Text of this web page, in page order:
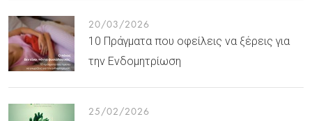
20/03/2026
10 Πράγματα που οφείλεις να ξέρεις για
την Ενδομητρίωση
25/02/2026